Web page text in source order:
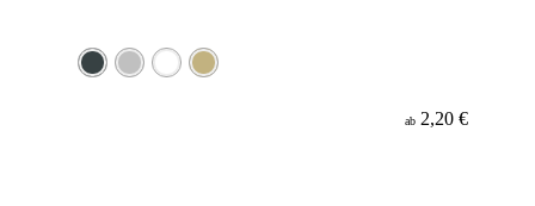
ab 2,20 €